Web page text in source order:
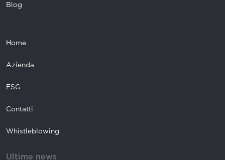
Blog
Home
Azienda
ESG
Contatti
Whistleblowing
Ultime news